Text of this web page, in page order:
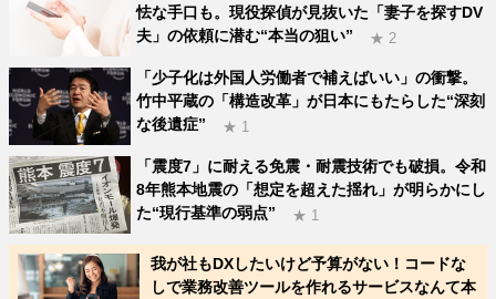
怯な手口も。現役探偵が見抜いた「妻子を探すDV
夫」の依頼に潜む“本当の狙い”
★ 2
「少子化は外国人労働者で補えばいい」の衝撃。
竹中平蔵の「構造改革」が日本にもたらした“深刻
な後遺症”
★ 1
「震度7」に耐える免震・耐震技術でも破損。令和
8年熊本地震の「想定を超えた揺れ」が明らかにし
た“現行基準の弱点”
★ 1
我が社もDXしたいけど予算がない！コードな
しで業務改善ツールを作れるサービスなんて本